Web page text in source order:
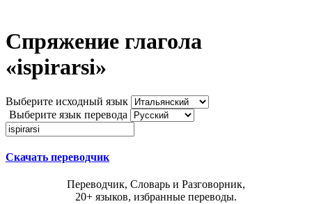
Спряжение глагола
«ispirarsi»
Выберите исходный язык
Выберите язык перевода
Скачать переводчик
Переводчик, Словарь и Разговорник,
20+ языков, избранные переводы.